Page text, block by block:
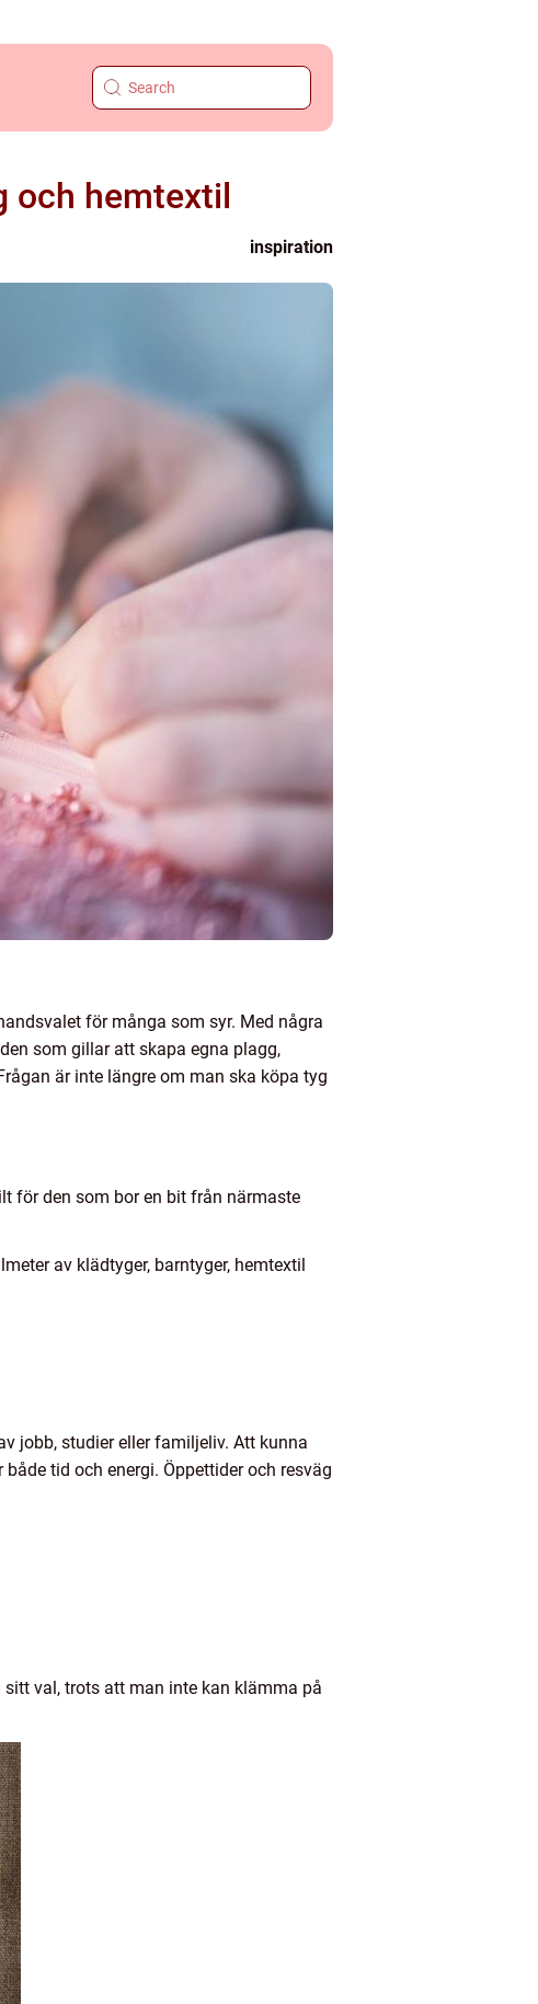
och hemtextil
inspiration
för många som syr. Med några
som gillar att skapa egna plagg,
är inte längre om man ska köpa tyg
för den som bor en bit från närmaste
av klädtyger, barntyger, hemtextil
jobb, studier eller familjeliv. Att kunna
tid och energi. Öppettider och resväg
val, trots att man inte kan klämma på